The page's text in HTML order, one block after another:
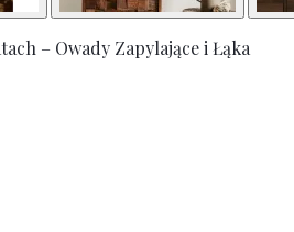
– Owady Zapylające i Łąka